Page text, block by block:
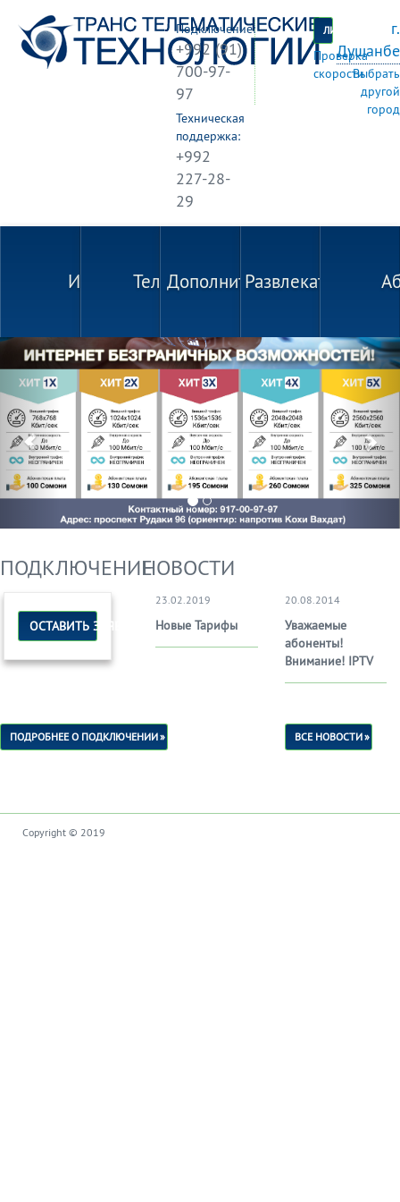
Подключение:
+992 (91)
700-97-
97
Техническая
поддержка:
+992
227-28-
29
ЛИЧНЫЙ
Проверка
скорости
г.
Душанбе
Выбрать
другой
город
ИнтернетТелевидение
Дополнительные услуги
Развлекательный
ПОДКЛЮЧЕНИЕ
ОСТАВИТЬ ЗАЯВКУ
НОВОСТИ
23.02.2019
Новые Тарифы
20.08.2014
Уважаемые
абоненты!
Внимание! IPTV
ПОДРОБНЕЕ О ПОДКЛЮЧЕНИИ ВСЕ НОВОСТИ
Copyright © 2019